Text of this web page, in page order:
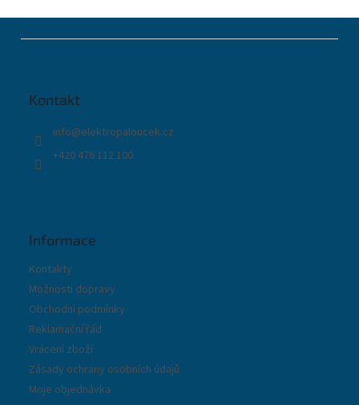
Kontakt
info@elektropaloucek.cz
+420 476 112 100
Informace
Kontakty
Možnosti dopravy
Obchodní podmínky
Reklamační řád
Vrácení zboží
Zásady ochrany osobních údajů
Moje objednávka